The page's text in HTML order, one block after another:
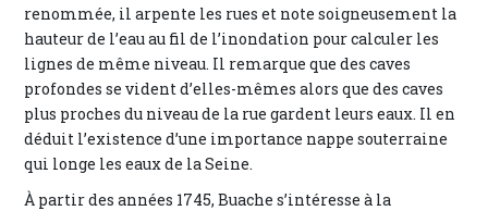
renommée, il arpente les rues et note soigneusement la
hauteur de l’eau au fil de l’inondation pour calculer les
lignes de même niveau. Il remarque que des caves
profondes se vident d’elles-mêmes alors que des caves
plus proches du niveau de la rue gardent leurs eaux. Il en
déduit l’existence d’une importance nappe souterraine
qui longe les eaux de la Seine.
À partir des années 1745, Buache s’intéresse à la